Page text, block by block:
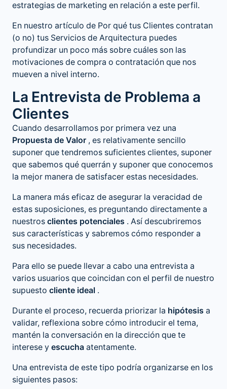
estrategias de marketing en relación a este perfil.
En nuestro artículo de Por qué tus Clientes contratan
(o no) tus Servicios de Arquitectura puedes
profundizar un poco más sobre cuáles son las
motivaciones de compra o contratación que nos
mueven a nivel interno.
La Entrevista de Problema a
Clientes
Cuando desarrollamos por primera vez una
Propuesta de Valor , es relativamente sencillo
suponer que tendremos suficientes clientes, suponer
que sabemos qué querrán y suponer que conocemos
la mejor manera de satisfacer estas necesidades.
La manera más eficaz de asegurar la veracidad de
estas suposiciones, es preguntando directamente a
nuestros clientes potenciales . Así descubriremos
sus características y sabremos cómo responder a
sus necesidades.
Para ello se puede llevar a cabo una entrevista a
varios usuarios que coincidan con el perfil de nuestro
supuesto cliente ideal .
Durante el proceso, recuerda priorizar la hipótesis a
validar, reflexiona sobre cómo introducir el tema,
mantén la conversación en la dirección que te
interese y escucha atentamente.
Una entrevista de este tipo podría organizarse en los
siguientes pasos: